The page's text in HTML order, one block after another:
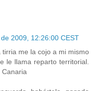
2009, 12:26:00 CEST
me la cojo a mi mismo
le llama reparto territorial.